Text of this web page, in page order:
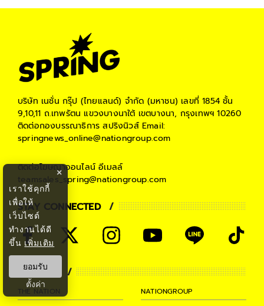
บริษัท เนชั่น กรุ๊ป (ไทยแลนด์) จำกัด (มหาชน) เลขที่ 1854 ชั้น
9,10,11 ถ.เทพรัตน แขวงบางนาใต้ เขตบางนา, กรุงเทพฯ 10260
ติดต่อกองบรรณาธิการ สปริงนิวส์Email:
springnews_online@nationgroup.com
ติดต่อโฆษณาออนไลน์ อีเมลล์
teamsales_spring@nationgroup.com
STAY CONNECTED
PARTNER
THE NATION
NATIONGROUP
×
เราใช้คุกกี้
เพื่อให้
เว็บไซต์
ทำงานได้ดี
ขึ้น เพิ่มเติม
ยอมรับ
ตั้งค่า